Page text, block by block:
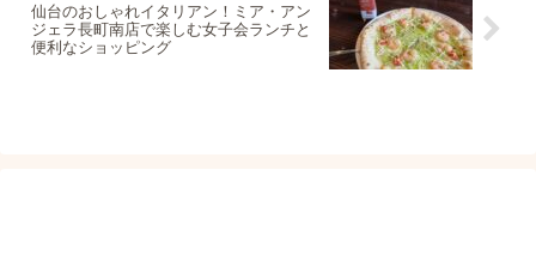
仙台のおしゃれイタリアン！ミア・アン
ジェラ長町南店で楽しむ女子会ランチと
便利なショッピング